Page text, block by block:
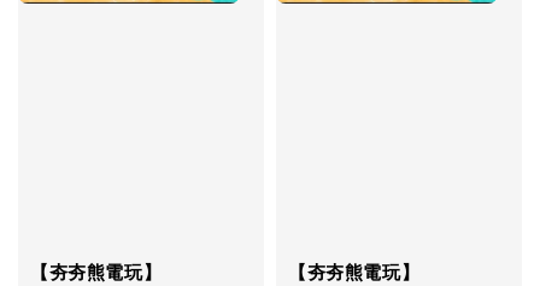
【夯夯熊電玩】
【夯夯熊電玩】